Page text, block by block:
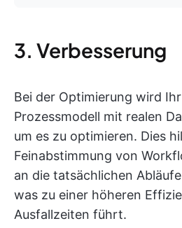
3. Verbesserung
Bei der Optimierung wird
Prozessmodell mit realen
um es zu optimieren. Dies
Feinabstimmung von
an die tatsächlichen
was zu einer höheren
Ausfallzeiten führt.